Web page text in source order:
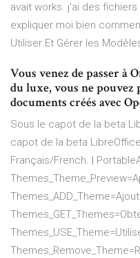
avait works. j'ai des
expliquer moi bien
Utiliser Et Gérer les
Vous venez de passer à
du luxe, vous ne pouvez
documents créés avec
Sous le capot de la beta
capot de la beta
Français/French. |